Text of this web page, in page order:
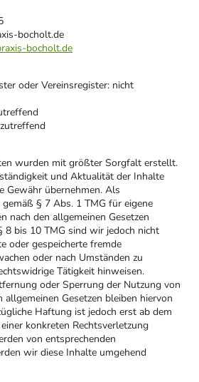
bocholt.de
bocholt.de
oder Vereinsregister: nicht
wurden mit größter Sorgfalt erstellt.
und Aktualität der Inhalte
Gewähr übernehmen. Als
§ 7 Abs. 1 TMG für eigene
nach den allgemeinen Gesetzen
8 bis 10 TMG sind wir jedoch nicht
oder gespeicherte fremde
oder nach Umständen zu
Tätigkeit hinweisen.
oder Sperrung der Nutzung von
Gesetzen bleiben hiervon
Haftung ist jedoch erst ab dem
konkreten Rechtsverletzung
von entsprechenden
wir diese Inhalte umgehend